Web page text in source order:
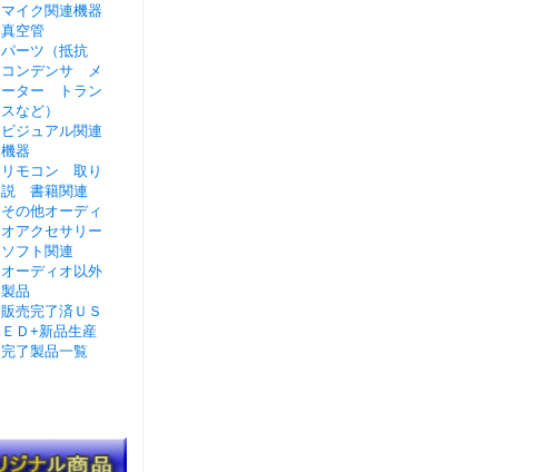
マイク関連機器
真空管
パーツ（抵抗
コンデンサ メ
ーター トラン
スなど）
ビジュアル関連
機器
リモコン 取り
説 書籍関連
その他オーディ
オアクセサリー
ソフト関連
オーディオ以外
製品
販売完了済ＵＳ
ＥＤ+新品生産
完了製品一覧